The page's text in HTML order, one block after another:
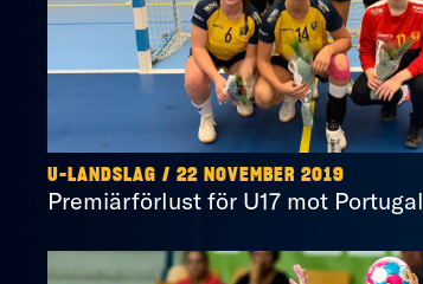
U-LANDSLAG / 22 NOVEMBER 2019
Premiärförlust för U17 mot Portugal